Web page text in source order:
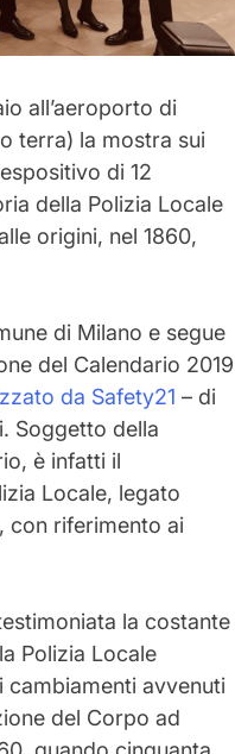
all’aeroporto di
terra) la mostra sui
di 12
della Polizia Locale
origini, nel 1860,
di Milano e segue
del Calendario 2019
da Safety21 – di
Soggetto della
è infatti il
Locale, legato
con riferimento ai
la costante
Polizia Locale
cambiamenti avvenuti
del Corpo ad